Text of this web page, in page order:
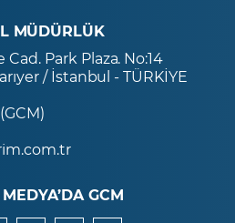
MÜDÜRLÜK
Park Plaza. No:14
/ İstanbul - TÜRKİYE
GCM